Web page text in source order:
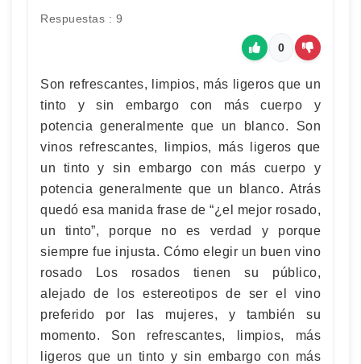
Respuestas : 9
0
Son refrescantes, limpios, más ligeros que un
tinto y sin embargo con más cuerpo y
potencia generalmente que un blanco. Son
vinos refrescantes, limpios, más ligeros que
un tinto y sin embargo con más cuerpo y
potencia generalmente que un blanco. Atrás
quedó esa manida frase de “¿el mejor rosado,
un tinto”, porque no es verdad y porque
siempre fue injusta. Cómo elegir un buen vino
rosado Los rosados tienen su público,
alejado de los estereotipos de ser el vino
preferido por las mujeres, y también su
momento. Son refrescantes, limpios, más
ligeros que un tinto y sin embargo con más